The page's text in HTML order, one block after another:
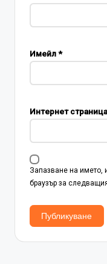
Имейл*
Интернет страница
Запазване на името,
браузър за